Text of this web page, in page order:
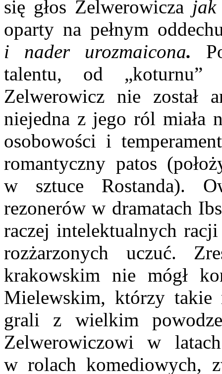
się głos Zelwerowicza
oparty na pełnym
i nader urozmaicona.
talentu, od
Zelwerowicz nie został
niejedna z jego ról miała
osobowości i
romantyczny patos
w sztuce Rostanda).
rezonerów w dramatach
raczej intelektual­nych
rozżarzonych uczuć.
krakowskim nie mógł
Mielewskim, którzy takie
grali z wielkim
Zelwerowiczowi w
w rolach komediowych,